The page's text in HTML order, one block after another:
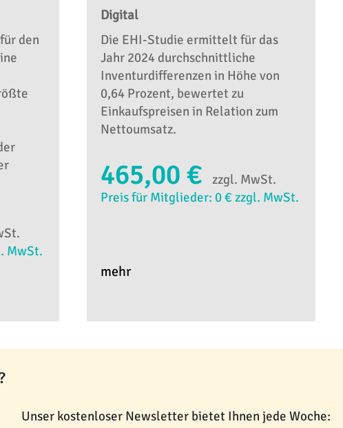
den
MwSt.
Digital
Die EHI-Studie ermittelt für das
Jahr 2024 durchschnittliche
Inventurdifferenzen in Höhe von
0,64 Prozent, bewertet zu
Einkaufspreisen in Relation zum
Nettoumsatz.
465,00 €
zzgl. MwSt.
Preis für Mitglieder: 0 € zzgl. MwSt.
mehr
Unser kostenloser Newsletter bietet Ihnen jede Woche: